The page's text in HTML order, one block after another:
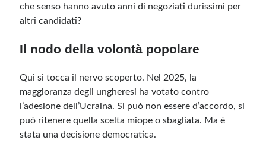
che senso hanno avuto anni di negoziati durissimi per
altri candidati?
Il nodo della volontà popolare
Qui si tocca il nervo scoperto. Nel 2025, la
maggioranza degli ungheresi ha votato contro
l’adesione dell’Ucraina. Si può non essere d’accordo, si
può ritenere quella scelta miope o sbagliata. Ma è
stata una decisione democratica.